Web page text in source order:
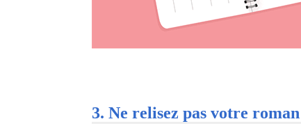
3. Ne relisez pas votre